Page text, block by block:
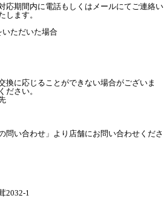
応期間内に電話もしくはメールにてご連絡い
します。
ただいた場合
換に応じることができない場合がございま
ださい。
問い合わせ」より店舗にお問い合わせくださ
2032-1